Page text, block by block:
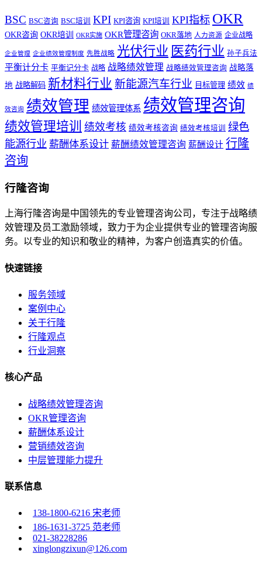
BSC BSC咨询 BSC培训 KPI KPI咨询 KPI培训 KPI指标 OKR
OKR咨询 OKR培训 OKR实施 OKR管理咨询 OKR落地 人力资源 企业战略
企业管理 企业绩效管理制度 先胜战略 光伏行业 医药行业 孙子兵法
平衡计分卡 平衡记分卡 战略 战略绩效管理 战略绩效管理咨询 战略落
地 战略解码 新材料行业 新能源汽车行业 目标管理 绩效 绩
效咨询 绩效管理 绩效管理体系 绩效管理咨询
绩效管理培训 绩效考核 绩效考核咨询 绩效考核培训
绿色
能源行业 薪酬体系设计 薪酬绩效管理咨询 薪酬设计 行隆
咨询
行隆咨询
上海行隆咨询是中国领先的专业管理咨询公司，专注于战略绩
效管理及员工激励领域，致力于为企业提供专业的管理咨询服
务。以专业的知识和敬业的精神，为客户创造真实的价值。
快速链接
服务领域
案例中心
关于行隆
行隆观点
行业洞察
核心产品
战略绩效管理咨询
OKR管理咨询
薪酬体系设计
营销绩效咨询
中层管理能力提升
联系信息
138-1800-6216 宋老师
186-1631-3725 范老师
021-38228286
xinglongzixun@126.com